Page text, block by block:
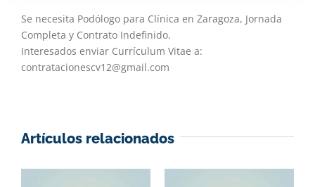
Se necesita Podólogo para Clínica en Zaragoza, Jornada
Completa y Contrato Indefinido.
Interesados enviar Currículum Vitae a:
contratacionescv12@gmail.com
Artículos relacionados